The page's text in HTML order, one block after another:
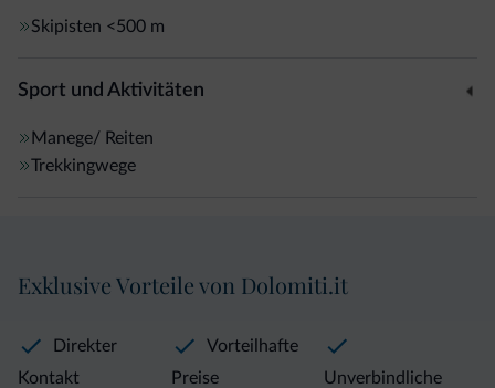
Skipisten <500 m
Sport und Aktivitäten
Manege/ Reiten
Trekkingwege
Exklusive Vorteile von Dolomiti.it
Direkter
Kontakt
Vorteilhafte
Preise
Unverbindliche